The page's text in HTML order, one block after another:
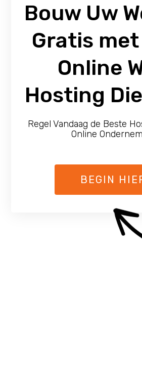
Bouw Uw
Gratis met
Online
Hosting
Regel Vandaag de Beste
Online
BEGIN